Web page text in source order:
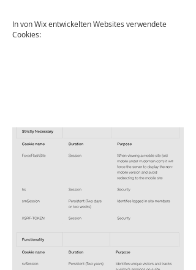
In von Wix entwickelten Websites verwendete
Cookies: